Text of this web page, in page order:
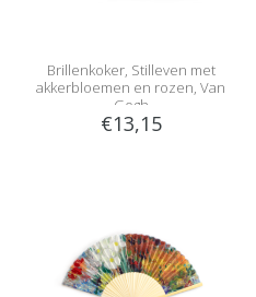
Brillenkoker, Stilleven met
akkerbloemen en rozen, Van
Gogh
€13,15